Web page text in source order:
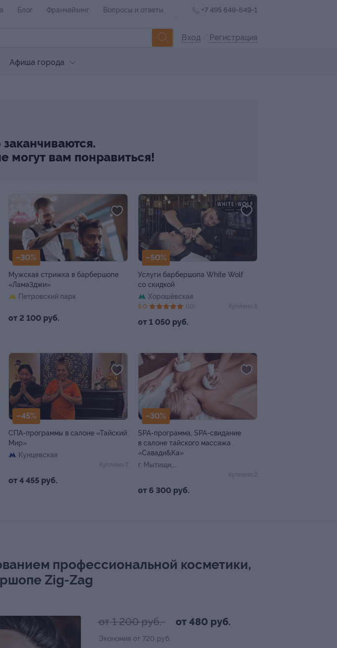
Блог Франчайзинг Вопросы и ответы +7 495 649-649-1
Вход Регистрация
Афиша города
могут вам понравиться!
–30%
Мужская стрижка в барбершопе
«Лама3джи»
Петровский парк
от 2 100 руб.
–50%
Услуги барбершопа White Wolf
со скидкой
Хорошёвская
от 1 050 руб.
5.0 (10) Куплено 6
–45%
СПА-программы в салоне «Тайский
Мир»
Кунцевская
от 4 455 руб.
Куплено 7
–30%
SPA-программа, SPA-свидание
в салоне тайского массажа
«Савади&Kа»
г. Мытищи,
от 6 300 руб.
Куплено 2
профессиональной косметики,
Zig-Zag
от 1 200 руб. от 480 руб.
Экономия от 720 руб.